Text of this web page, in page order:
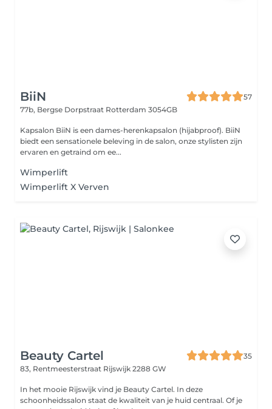
BiiN
57
77b, Bergse Dorpstraat Rotterdam 3054GB
Kapsalon BiiN is een dames-herenkapsalon (hijabproof). BiiN
biedt een sensationele beleving in de salon, onze stylisten zijn
ervaren en getraind om ee...
Wimperlift
Wimperlift X Verven
Beauty Cartel
35
83, Rentmeesterstraat Rijswijk 2288 GW
In het mooie Rijswijk vind je Beauty Cartel. In deze
schoonheidssalon staat de kwaliteit van je huid centraal. Of je